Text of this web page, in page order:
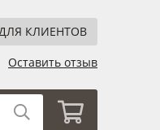
КЛИЕНТОВ
Оставить отзыв